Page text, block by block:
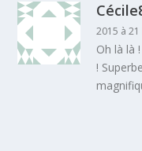
2015 à
Oh là là
!